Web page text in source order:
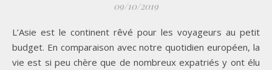
09/10/2019
L’Asie est le continent rêvé pour les voyageurs au petit
budget. En comparaison avec notre quotidien européen, la
vie est si peu chère que de nombreux expatriés y ont élu